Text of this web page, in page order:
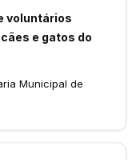
voluntários
e gatos do
Municipal de